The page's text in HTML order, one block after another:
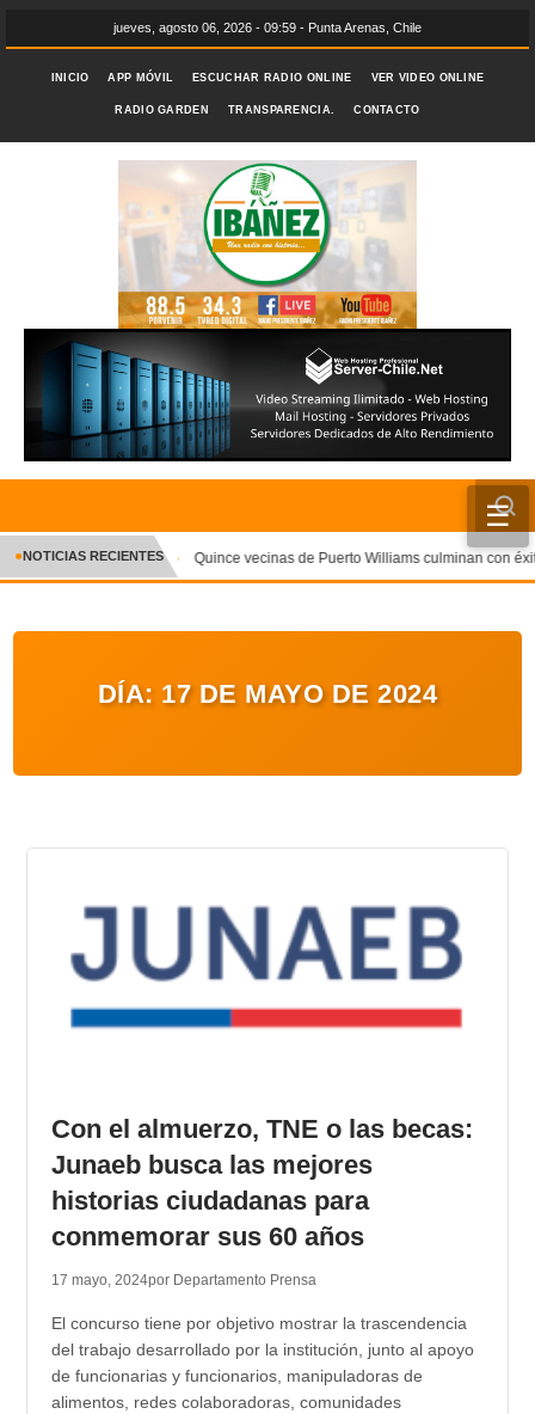
jueves, agosto 06, 2026 - 09:59 - Punta Arenas, Chile
INICIO APP MÓVIL ESCUCHAR RADIO ONLINE VER VIDEO ONLINE
RADIO GARDEN TRANSPARENCIA. CONTACTO
☰
INICIO
CRÓNICA
ENTRETENIMIENTO Y CULTURA
GALERIA DE FOTOS
●NOTICIAS RECIENTES Quince vecinas de Puerto Williams culminan con
DÍA: 17 DE MAYO DE 2024
Con el almuerzo, TNE o las becas:
Junaeb busca las mejores
historias ciudadanas para
conmemorar sus 60 años
17 mayo, 2024por Departamento Prensa
El concurso tiene por objetivo mostrar la trascendencia
del trabajo desarrollado por la institución, junto al apoyo
de funcionarias y funcionarios, manipuladoras de
alimentos, redes colaboradoras, comunidades